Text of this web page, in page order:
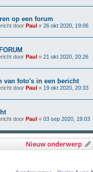
op een forum
door Paul « 26 okt 2020, 19:06
door Paul « 21 okt 2020, 20:26
van foto's in een bericht
door Paul « 19 okt 2020, 20:33
door Paul « 03 sep 2020, 19:03
Nieuw onderwerp